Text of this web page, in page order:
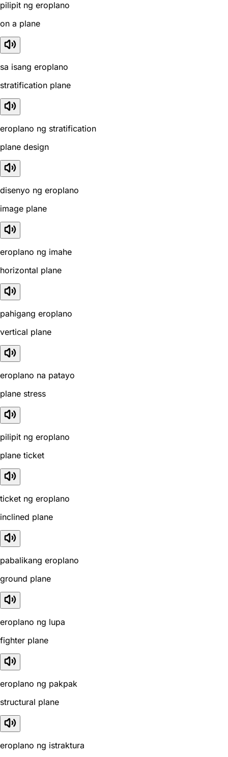
pilipit ng eroplano
on a plane
sa isang eroplano
stratification plane
eroplano ng stratification
plane design
disenyo ng eroplano
image plane
eroplano ng imahe
horizontal plane
pahigang eroplano
vertical plane
eroplano na patayo
plane stress
pilipit ng eroplano
plane ticket
ticket ng eroplano
inclined plane
pabalikang eroplano
ground plane
eroplano ng lupa
fighter plane
eroplano ng pakpak
structural plane
eroplano ng istraktura